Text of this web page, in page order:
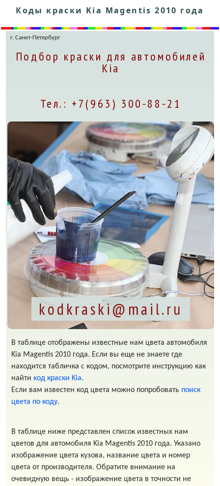
Коды краски Kia Magentis 2010 года
г. Санкт-Петербург
Подбор краски для автомобилей
Kia
Тел.: +7(963) 300-88-21
kodkraski@mail.ru
В таблице отображены известные нам цвета автомобиля
Kia Magentis 2010 года. Если вы еще не знаете где
находится табличка с кодом, посмотрите инструкцию как
найти код краски Kia.
Если вам известен код цвета можно попробовать поиск
цвета по коду.
В таблице ниже представлен список известных нам
цветов для автомобиля Kia Magentis 2010 года. Указано
изображение цвета кузова, название цвета и номер
цвета от производителя. Обратите внимание на
очевидную вещь - изображение цвета в точности не